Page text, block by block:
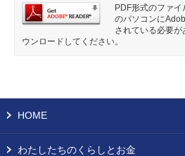
PDF形式のファ
のパソコンに
されている必要
ウンロードしてください。
HOME
わたしたちのくらしとお金